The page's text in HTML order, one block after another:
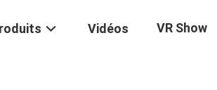
Vidéos VR Show
Familiers D'acier Inoxydable Avec La